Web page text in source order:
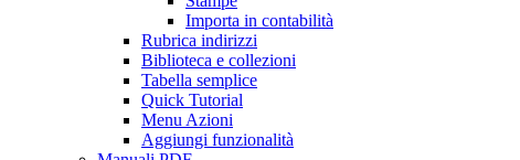
Importa in contabilità
Rubrica indirizzi
Biblioteca e collezioni
Tabella semplice
Quick Tutorial
Menu Azioni
Aggiungi funzionalità